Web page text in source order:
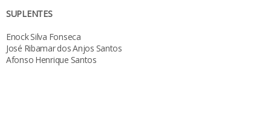
SUPLENTES
Enock Silva Fonseca
José Ribamar dos Anjos Santos
Afonso Henrique Santos